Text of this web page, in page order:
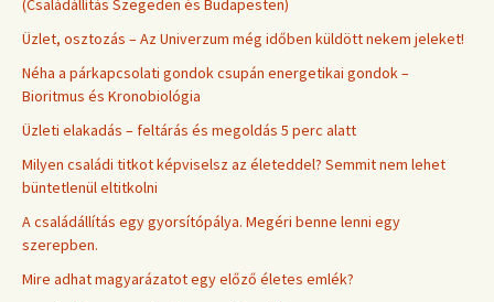
Üzlet, osztozás – Az Univerzum még időben küldött nekem jeleket!
Néha a párkapcsolati gondok csupán energetikai gondok –
Bioritmus és Kronobiológia
Üzleti elakadás – feltárás és megoldás 5 perc alatt
Milyen családi titkot képviselsz az életeddel? Semmit nem lehet
büntetlenül eltitkolni
A családállítás egy gyorsítópálya. Megéri benne lenni egy
szerepben.
Mire adhat magyarázatot egy előző életes emlék?